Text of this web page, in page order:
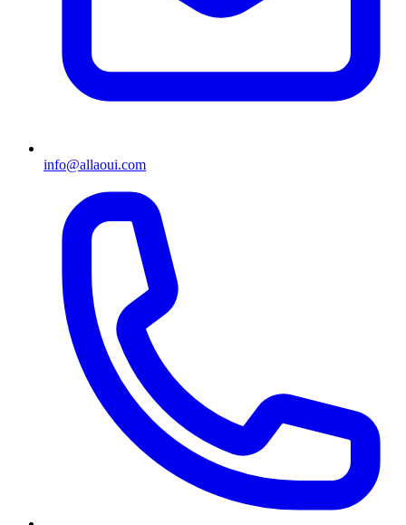
info@allaoui.com